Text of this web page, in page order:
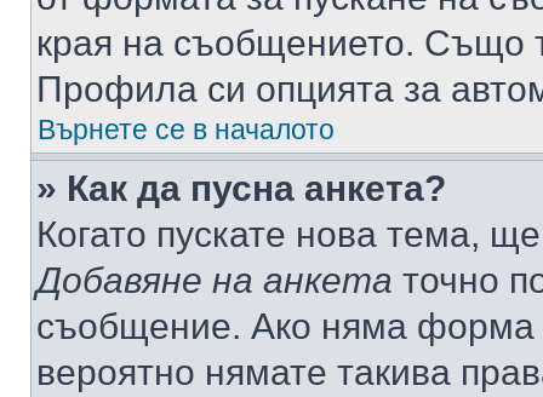
края на съобщението. Също
Профила си опцията за
Върнете се в началото
» Как да пусна анкета?
Когато пускате нова тема,
Добавяне на анкета точно
съобщение. Ако няма форма
вероятно нямате такива